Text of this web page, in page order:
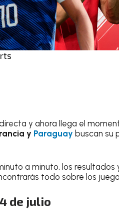
y ahora llega el
y Paraguay buscan su
a minuto, los resultados
todo sobre los
de julio